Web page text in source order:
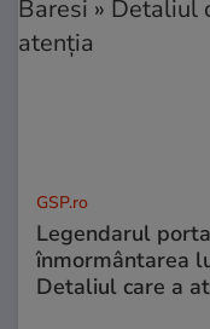
GSP.ro
Legendarul
înmormântarea
Detaliul care a